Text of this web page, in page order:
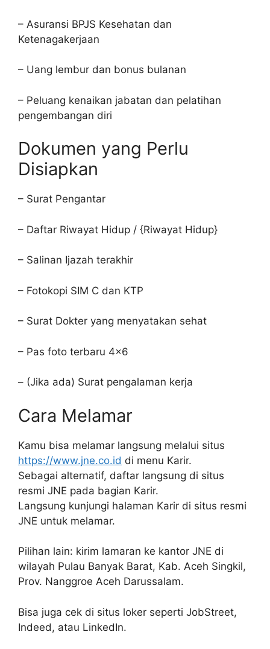
– Asuransi BPJS Kesehatan dan
Ketenagakerjaan
– Uang lembur dan bonus bulanan
– Peluang kenaikan jabatan dan pelatihan
pengembangan diri
Dokumen yang Perlu
Disiapkan
– Surat Pengantar
– Daftar Riwayat Hidup / {Riwayat Hidup}
– Salinan Ijazah terakhir
– Fotokopi SIM C dan KTP
– Surat Dokter yang menyatakan sehat
– Pas foto terbaru 4×6
– (Jika ada) Surat pengalaman kerja
Cara Melamar
Kamu bisa melamar langsung melalui situs
https://www.jne.co.id di menu Karir.
Sebagai alternatif, daftar langsung di situs
resmi JNE pada bagian Karir.
Langsung kunjungi halaman Karir di situs resmi
JNE untuk melamar.
Pilihan lain: kirim lamaran ke kantor JNE di
wilayah Pulau Banyak Barat, Kab. Aceh Singkil,
Prov. Nanggroe Aceh Darussalam.
Bisa juga cek di situs loker seperti JobStreet,
Indeed, atau LinkedIn.